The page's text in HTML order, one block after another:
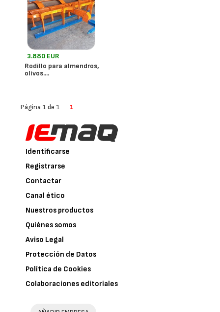
3.880 EUR
Rodillo para almendros,
olivos....
- España
Página 1 de 1 1
Identificarse
Registrarse
Contactar
Canal ético
Nuestros productos
Quiénes somos
Aviso Legal
Protección de Datos
Política de Cookies
Colaboraciones editoriales